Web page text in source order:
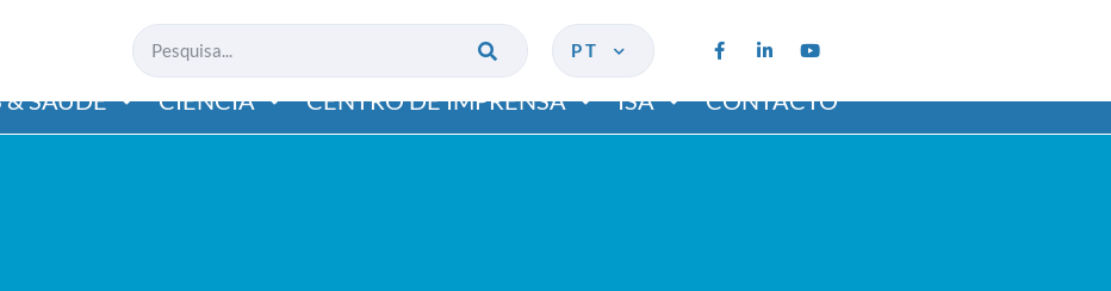
PT
SAÚDE CIÊNCIA CENTRO DE IMPRENSA ISA CONTACTO